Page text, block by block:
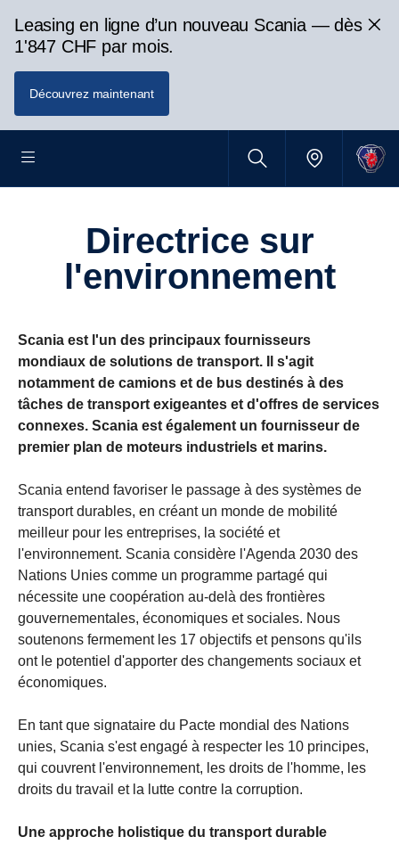
Leasing en ligne d’un nouveau Scania — dès
1'847 CHF par mois.
Découvrez maintenant
directrice sur
l'environnement
Scania est l'un des principaux fournisseurs
mondiaux de solutions de transport. Il s'agit
notamment de camions et de bus destinés à des
tâches de transport exigeantes et d'offres de services
connexes. Scania est également un fournisseur de
premier plan de moteurs industriels et marins.
Scania entend favoriser le passage à des systèmes de
transport durables, en créant un monde de mobilité
meilleur pour les entreprises, la société et
l'environnement. Scania considère l'Agenda 2030 des
Nations Unies comme un programme partagé qui
nécessite une coopération au-delà des frontières
gouvernementales, économiques et sociales. Nous
soutenons fermement les 17 objectifs et pensons qu'ils
ont le potentiel d'apporter des changements sociaux et
économiques.
En tant que signataire du Pacte mondial des Nations
unies, Scania s'est engagé à respecter les 10 principes,
qui couvrent l'environnement, les droits de l'homme, les
droits du travail et la lutte contre la corruption.
Une approche holistique du transport durable